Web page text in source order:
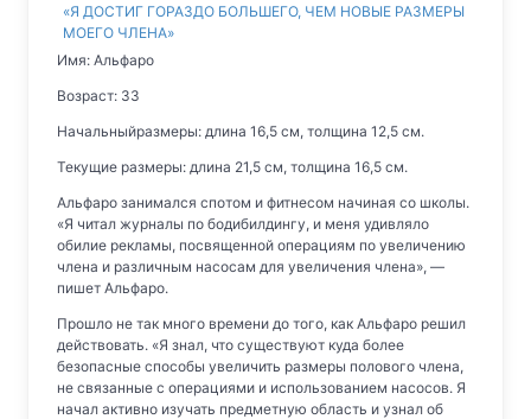
«Я ДОСТИГ ГОРАЗДО БОЛЬШЕГО, ЧЕМ НОВЫЕ РАЗМЕРЫ
МОЕГО ЧЛЕНА»
Имя: Альфаро
Возраст: 33
Начальныйразмеры: длина 16,5 см, толщина 12,5 см.
Текущие размеры: длина 21,5 см, толщина 16,5 см.
Альфаро занимался спотом и фитнесом начиная со школы.
«Я читал журналы по бодибилдингу, и меня удивляло
обилие рекламы, посвященной операциям по увеличению
члена и различным насосам для увеличения члена», —
пишет Альфаро.
Прошло не так много времени до того, как Альфаро решил
действовать. «Я знал, что существуют куда более
безопасные способы увеличить размеры полового члена,
не связанные с операциями и использованием насосов. Я
начал активно изучать предметную область и узнал об